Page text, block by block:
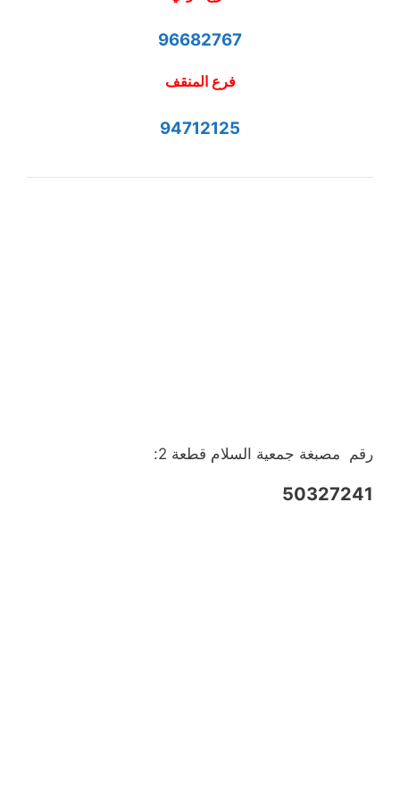
96682767
فرع المنقف
94712125
رقم مصبغة جمعية السلام قطعة 2:
50327241